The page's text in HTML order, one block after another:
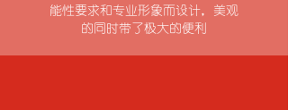
能性要求和专业形象而设计，美观
的同时带了极大的便利